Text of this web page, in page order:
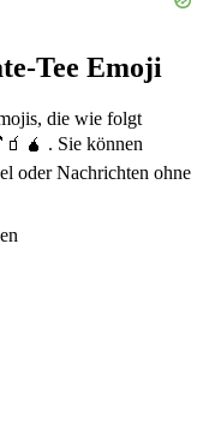
Tee Emoji
die wie folgt
. Sie können
oder Nachrichten ohne